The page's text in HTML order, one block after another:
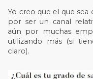
Yo creo que el que
por ser un canal
aún por muchas
utilizando más (si
claro).